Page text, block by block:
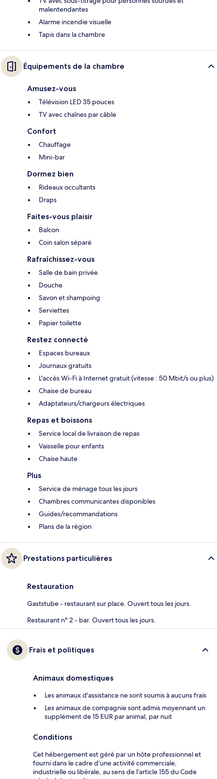
malentendantes
Alarme incendie visuelle
Tapis dans la chambre
Équipements de la chambre
Amusez-vous
Télévision LED 35 pouces
TV avec chaînes par câble
Confort
Chauffage
Mini-bar
Dormez bien
Rideaux occultants
Draps
Faites-vous plaisir
Balcon
Coin salon séparé
Rafraîchissez-vous
Salle de bain privée
Douche
Savon et shampoing
Serviettes
Papier toilette
Restez connecté
Espaces bureaux
Journaux gratuits
L'accès Wi-Fi à Internet gratuit (vitesse : 50 Mbit/s ou plus)
Chaise de bureau
Adaptateurs/chargeurs électriques
Repas et boissons
Service local de livraison de repas
Vaisselle pour enfants
Chaise haute
Plus
Service de ménage tous les jours
Chambres communicantes disponibles
Guides/recommandations
Plans de la région
Prestations particulières
Restauration
Gaststube - restaurant sur place. Ouvert tous les jours.
Restaurant n° 2 - bar. Ouvert tous les jours.
Frais et politiques
Animaux domestiques
Les animaux d'assistance ne sont soumis à aucuns frais
Les animaux de compagnie sont admis moyennant un
supplément de 15 EUR par animal, par nuit
Conditions
Cet hébergement est géré par un hôte professionnel et
fourni dans le cadre d’une activité commerciale,
industrielle ou libérale, au sens de l’article 155 du Code